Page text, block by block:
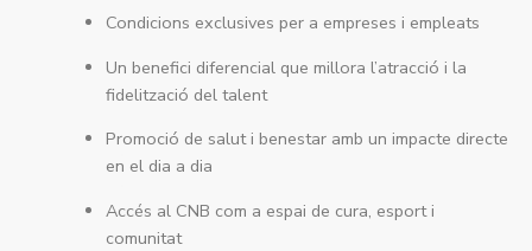
Condicions exclusives per a empreses i empleats
Un benefici diferencial que millora l’atracció i la
fidelització del talent
Promoció de salut i benestar amb un impacte directe
en el dia a dia
Accés al CNB com a espai de cura, esport i
comunitat